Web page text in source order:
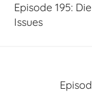
Episode 195:
Issues